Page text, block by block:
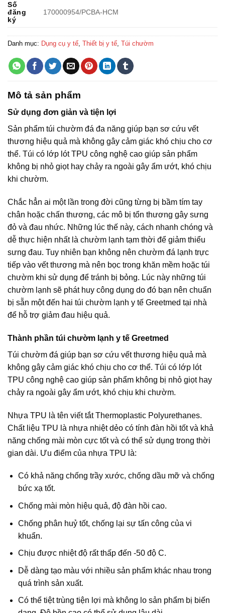
Số
đăng
ký
170000954/PCBA-HCM
Danh mục: Dụng cụ y tế Thiết bị y tế Túi chườm
Mô tả sản phẩm
Sử dụng đơn giản và tiện lợi
Sản phẩm túi chườm đá đa năng giúp bạn sơ cứu vết
thương hiệu quả mà không gây cảm giác khó chịu cho cơ
thể. Túi có lớp lót TPU công nghệ cao giúp sản phẩm
không bị nhỏ giọt hay chảy ra ngoài gây ẩm ướt, khó chịu
khi chườm.
Chắc hẳn ai một lần trong đời cũng từng bị bầm tím tay
chân hoặc chấn thương, các mô bị tổn thương gây sưng
đỏ và đau nhức. Những lúc thế này, cách nhanh chóng và
dễ thực hiện nhất là chườm lạnh tạm thời để giảm thiểu
sưng đau. Tuy nhiên bạn không nên chườm đá lạnh trực
tiếp vào vết thương mà nên bọc trong khăn mềm hoặc túi
chườm khi sử dụng để tránh bị bỏng. Lúc này những túi
chườm lạnh sẽ phát huy công dụng do đó bạn nên chuẩn
bị sẵn một đến hai túi chườm lạnh y tế Greetmed tại nhà
để hỗ trợ giảm đau hiệu quả.
Thành phần túi chườm lạnh y tế Greetmed
Túi chườm đá giúp bạn sơ cứu vết thương hiệu quả mà
không gây cảm giác khó chịu cho cơ thể. Túi có lớp lót
TPU công nghệ cao giúp sản phẩm không bị nhỏ giọt hay
chảy ra ngoài gây ẩm ướt, khó chịu khi chườm.
Nhựa TPU là tên viết tắt Thermoplastic Polyurethanes.
Chất liệu TPU là nhựa nhiệt dẻo có tính đàn hồi tốt và khả
năng chống mài mòn cực tốt và có thể sử dụng trong thời
gian dài. Ưu điểm của nhựa TPU là:
Có khả năng chống trầy xước, chống dầu mỡ và chống
bức xạ tốt.
Chống mài mòn hiệu quả, độ đàn hồi cao.
Chống phân huỷ tốt, chống lại sự tấn công của vi
khuẩn.
Chịu được nhiệt độ rất thấp đến -50 độ C.
Dễ dàng tạo màu với nhiều sản phẩm khác nhau trong
quá trình sản xuất.
Có thể tiệt trùng tiện lợi mà không lo sản phẩm bị biến